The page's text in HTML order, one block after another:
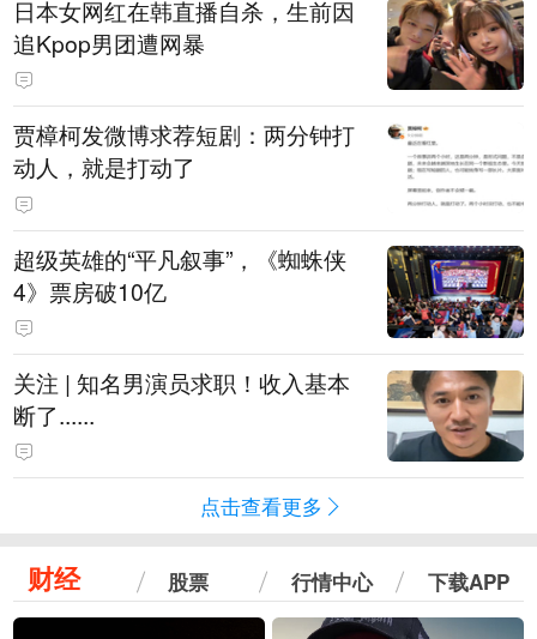
日本女网红在韩直播自杀，生前因
追Kpop男团遭网暴
贾樟柯发微博求荐短剧：两分钟打
动人，就是打动了
超级英雄的“平凡叙事”，《蜘蛛侠
4》票房破10亿
关注 | 知名男演员求职！收入基本
断了......
点击查看更多
财经 股票 行情中心 下载APP